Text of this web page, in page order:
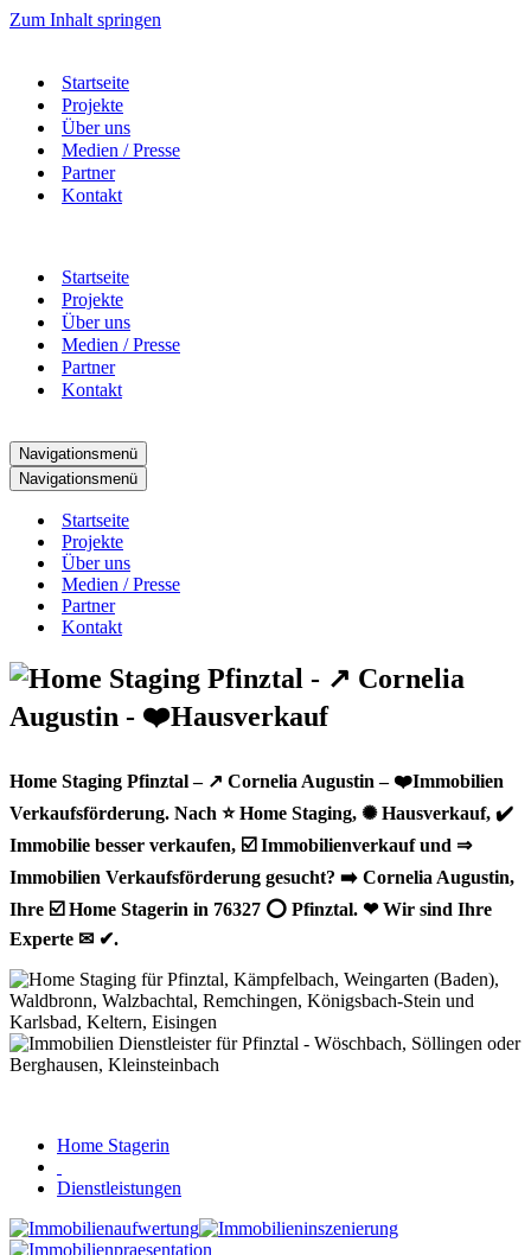
Zum Inhalt springen
Startseite
Projekte
Über uns
Medien / Presse
Partner
Kontakt
Startseite
Projekte
Über uns
Medien / Presse
Partner
Kontakt
Navigationsmenü
Navigationsmenü
Startseite
Projekte
Über uns
Medien / Presse
Partner
Kontakt
Home Staging Pfinztal – ↗️ Cornelia Augustin – ❤️Immobilien
Verkaufsförderung. Nach ⭐ Home Staging, ✺ Hausverkauf, ✔️
Immobilie besser verkaufen, ☑️ Immobilienverkauf und ⇒
Immobilien Verkaufsförderung gesucht? ➡️ Cornelia Augustin,
Ihre ☑️ Home Stagerin in 76327 ⭕ Pfinztal. ❤ Wir sind Ihre
Experte ✉ ✔.
Home Stagerin
Dienstleistungen